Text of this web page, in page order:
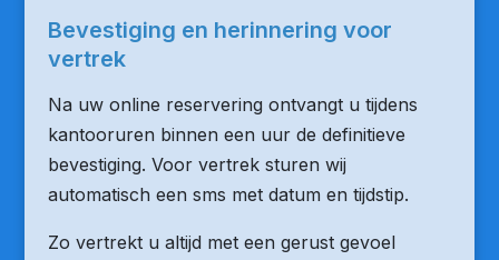
Bevestiging en herinnering voor
vertrek
Na uw online reservering ontvangt u tijdens
kantooruren binnen een uur de definitieve
bevestiging. Voor vertrek sturen wij
automatisch een sms met datum en tijdstip.
Zo vertrekt u altijd met een gerust gevoel